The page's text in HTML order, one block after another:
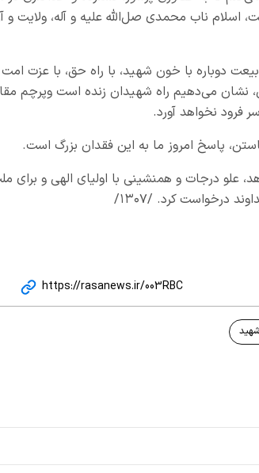
اسلام ناب محمدی صل‌الله علیه و آله، ولایت و
دوباره با خون شهید، با راه حق، با عزت امت
نشان می‌دهیم راه شهیدان زنده است وپرچم
فرود نخواهد آورد.
پاسخ امروز ما به این فقدان بزرگ است.
علو درجات و همنشینی با اولیای الهی و برای
درخواست کرد. /۱۳۰۷/
https://rasanews.ir/003RBC